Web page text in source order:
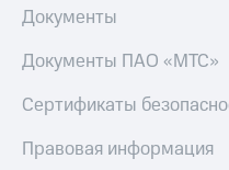
Документы
Документы ПАО «МТС»
Сертификаты
Правовая информация